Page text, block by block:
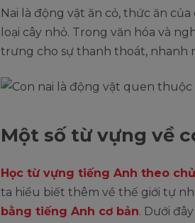
Nai là động vật ăn cỏ, thức ăn
loại cây nhỏ. Trong văn hóa và
trưng cho sự thanh thoát, nhanh
Một số từ vựng về
Học từ vựng tiếng Anh theo
ta hiểu biết thêm về thế giới tự
bằng tiếng Anh cơ bản. Dưới